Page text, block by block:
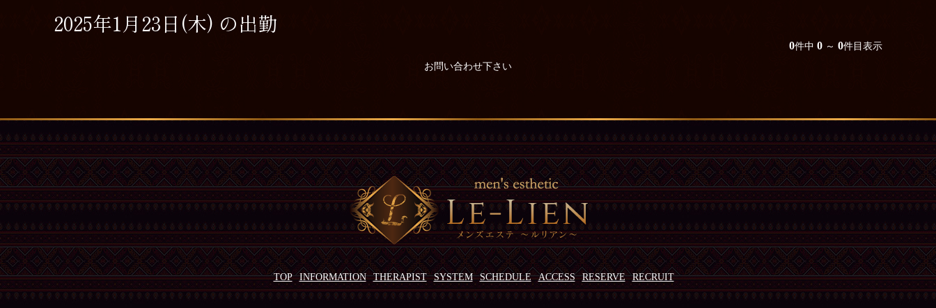
2025年1月23日(木) の出勤
0件中 0 ～ 0件目表示
お問い合わせ下さい
TOP INFORMATION THERAPIST SYSTEM SCHEDULE ACCESS RESERVE RECRUIT